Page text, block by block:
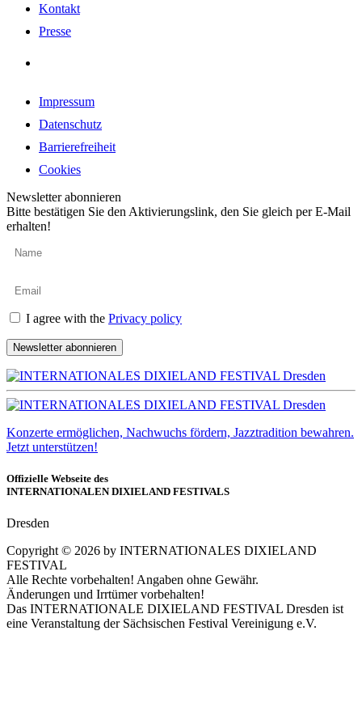
Kontakt
Presse
Impressum
Datenschutz
Barrierefreiheit
Cookies
Newsletter abonnieren
Bitte bestätigen Sie den Aktivierungslink, den Sie gleich per E-Mail
erhalten!
I agree with the Privacy policy
Newsletter abonnieren
Konzerte ermöglichen, Nachwuchs fördern, Jazztradition bewahren.
Jetzt unterstützen!
Offizielle Webseite des
INTERNATIONALEN DIXIELAND FESTIVALS
Dresden
Copyright © 2026 by INTERNATIONALES DIXIELAND
FESTIVAL
Alle Rechte vorbehalten! Angaben ohne Gewähr.
Änderungen und Irrtümer vorbehalten!
Das INTERNATIONALE DIXIELAND FESTIVAL Dresden ist
eine Veranstaltung der Sächsischen Festival Vereinigung e.V.